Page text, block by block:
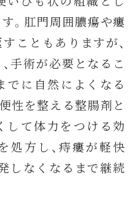
。肛門周囲膿瘍や瘻
こともありますが、
手術が必要となるこ
でに自然によくなる
性を整える整腸剤と
して体力をつける効
処方し、痔瘻が軽快
しなくなるまで継続